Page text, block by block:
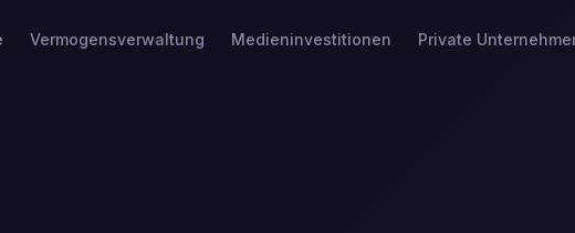
Vermogensverwaltung Medieninvestitionen Private